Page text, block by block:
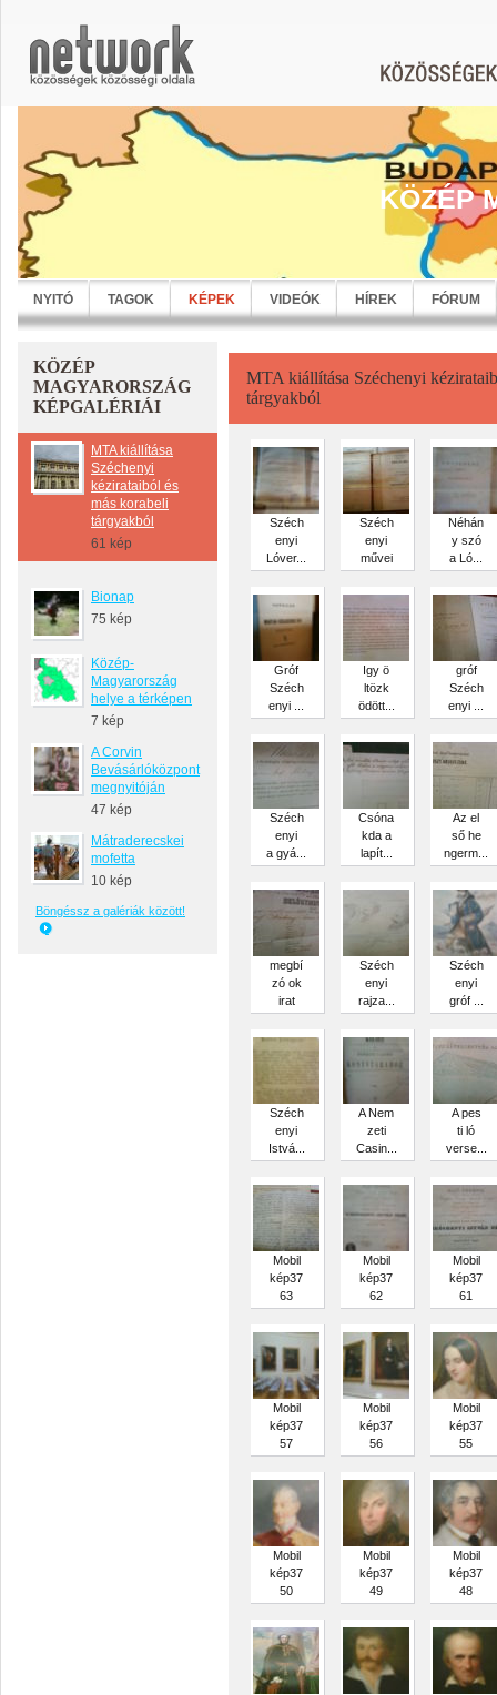
KÖZÉP
NYITÓ TAGOK KÉPEK VIDEÓK HÍREK FÓRUM
KÖZÉP
MAGYARORSZÁG
KÉPGALÉRIÁI
MTA kiállítása
Széchenyi
kézirataiból és
más korabeli
tárgyakból
61 kép
Bionap
75 kép
Közép-
Magyarország
helye a térképen
7 kép
A Corvin
Bevásárlóközpont
megnyitóján
47 kép
Mátraderecskei
mofetta
10 kép
Böngéssz a galériák között!
MTA kiállítása Széchenyi
tárgyakból
Széch
enyi
Lóver...
Széch
enyi
művei
Néhán
y szó
a Ló...
Gróf
Széch
enyi ...
Igy ö
ltözk
ödött...
gróf
Széch
enyi ...
Széch
enyi
a gyá...
Csóna
kda a
lapít...
Az el
ső he
ngerm...
megbí
zó ok
irat
Széch
enyi
rajza...
Széch
enyi
gróf ...
Széch
enyi
Istvá...
A Nem
zeti
Casin...
A pes
ti ló
verse...
Mobil
kép37
63
Mobil
kép37
62
Mobil
kép37
61
Mobil
kép37
57
Mobil
kép37
56
Mobil
kép37
55
Mobil
kép37
50
Mobil
kép37
49
Mobil
kép37
48